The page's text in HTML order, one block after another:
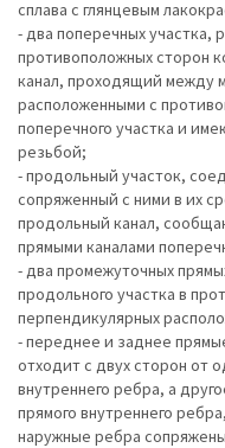
сплава с глянцевым
- два поперечных участка,
противоположных сторон
канал, проходящий между
расположенными с
поперечного участка и
резьбой;
- продольный участок,
сопряженный с ними в их
продольный канал,
прямыми каналами
- два промежуточных
продольного участка в
перпендикулярных
- переднее и заднее
отходит с двух сторон от
внутреннего ребра, а
прямого внутреннего
наружные ребра